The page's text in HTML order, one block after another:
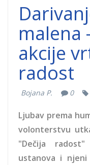
malena
akcije
radost
Bojana P. 0
Ljubav prema
volonterstvu
"Dečija
ustanova i